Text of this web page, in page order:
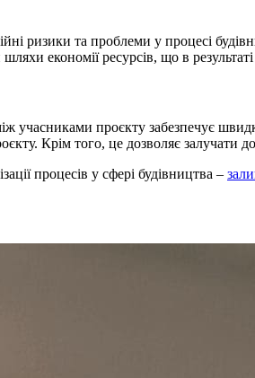
ризики та проблеми у процесі
економії ресурсів, що в
учасниками проєкту забезпечує
Крім того, це дозволяє залучати
процесів у сфері будівництва –